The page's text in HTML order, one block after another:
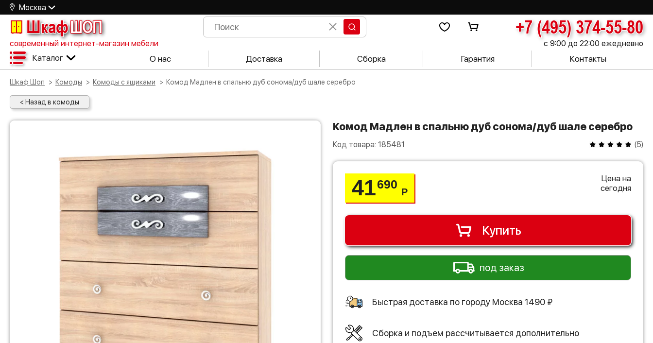
Москва
ШкафШОП +7 (495) 374-55-80
современный интернет-магазин мебели с 9:00 до 22:00 ежедневно
Каталог О нас Доставка Сборка Гарантия Контакты
Шкаф Шоп Комоды Комоды с ящиками Комод Мадлен в спальню дуб сонома/дуб шале серебро
< Назад в комоды
Комод Мадлен в спальню дуб сонома/дуб шале серебро
Код товара: 185481 (5)
41690
Р
Цена на
сегодня
Купить
под заказ
Быстрая доставка по городу Москва 1490 ₽
Сборка и подъем рассчитывается дополнительно